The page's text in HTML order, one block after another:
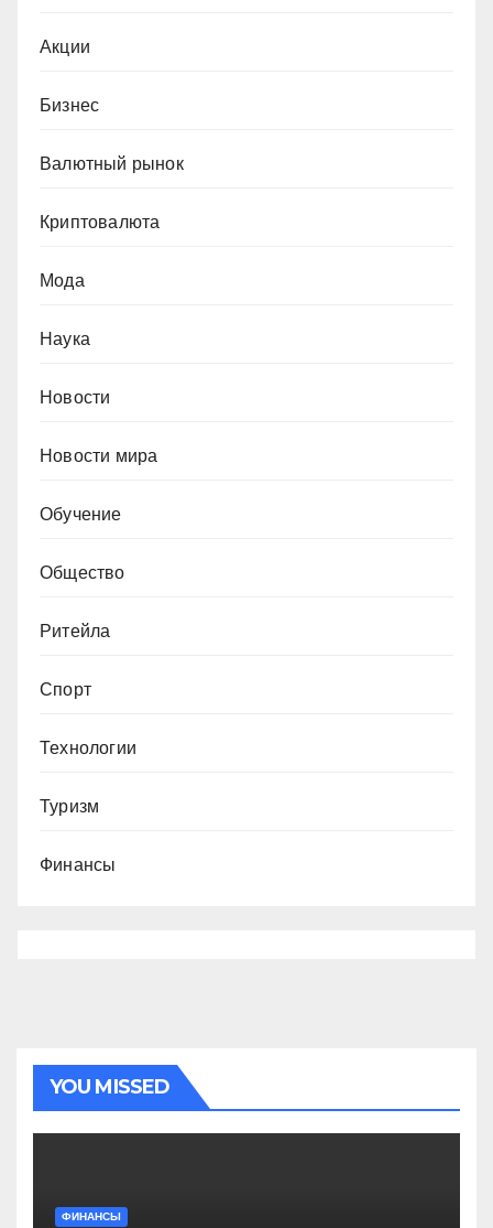
Акции
Бизнес
Валютный рынок
Криптовалюта
Мода
Наука
Новости
Новости мира
Обучение
Общество
Ритейла
Спорт
Технологии
Туризм
Финансы
YOU MISSED
ФИНАНСЫ